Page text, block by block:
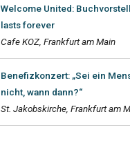
Welcome United:
lasts forever
Cafe KOZ, Frankfurt am Main
Benefizkonzert: „Sei ein
nicht, wann dann?“
St. Jakobskirche, Frankfurt am